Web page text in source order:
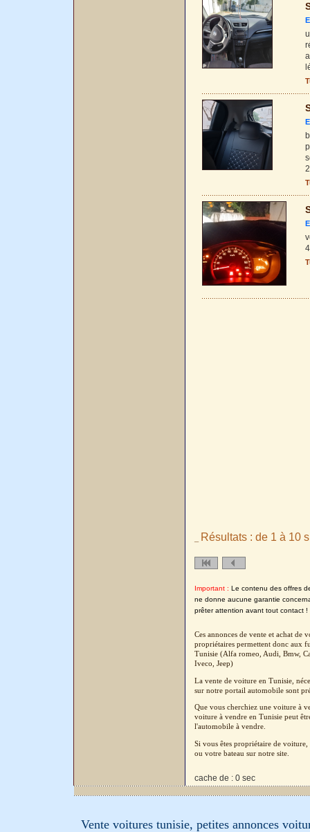
Résultats : de 1 à 10
Important : Le contenu des offres
ne donne aucune garantie
prêter attention avant tout contact !
Ces annonces de vente et achat de
propriétaires permettent donc aux
Tunisie (Alfa romeo, Audi, Bmw,
Iveco, Jeep)
La vente de voiture en Tunisie,
sur notre portail automobile sont
Que vous cherchiez une voiture à
voiture à vendre en Tunisie peut
l'automobile à vendre.
Si vous êtes propriétaire de
ou votre bateau sur notre site.
cache de : 0 sec
Vente voitures tunisie, petites annonces